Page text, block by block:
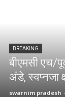
BREAKING
बीएमसी एच/
अंडे, स्वप्नजा
swarnim pradesh